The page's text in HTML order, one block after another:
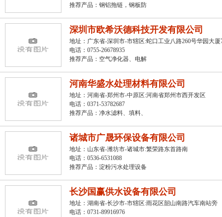
推荐产品： 钢铝拖链，钢板防
深圳市欧希沃德科技开发有限公司
地址：广东省-深圳市-市辖区:蛇口工业八路260号华园大厦
电话：0755-26678935
推荐产品： 空气净化器、电解
河南华盛水处理材料有限公司
地址：河南省-郑州市-中原区:河南省郑州市西开发区
电话：0371-53782687
推荐产品： 净水滤料、填料、
诸城市广晟环保设备有限公司
地址：山东省-潍坊市-诸城市:繁荣路东首路南
电话：0536-6531088
推荐产品： 淀粉污水处理设备
长沙国赢供水设备有限公司
地址：湖南省-长沙市-市辖区:雨花区韶山南路汽车南站旁
电话：0731-89916976